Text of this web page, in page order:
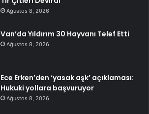
Ağustos 8, 2026
Van’da Yıldırım 30 Hayvanı Telef Etti
Ağustos 8, 2026
Ece Erken’den ‘yasak aşk’ açıklaması:
Hukuki yollara başvuruyor
Ağustos 8, 2026